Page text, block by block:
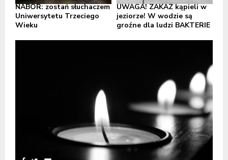
NABÓR: zostań słuchaczem
Uniwersytetu Trzeciego
Wieku
UWAGA! ZAKAZ kąpieli w
jeziorze! W wodzie są
groźne dla ludzi BAKTERIE